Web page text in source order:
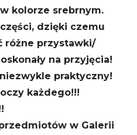
kolorze srebrnym.
dzięki czemu
różne przystawki/
na przyjęcia!
praktyczny!
każdego!!!
w Galerii